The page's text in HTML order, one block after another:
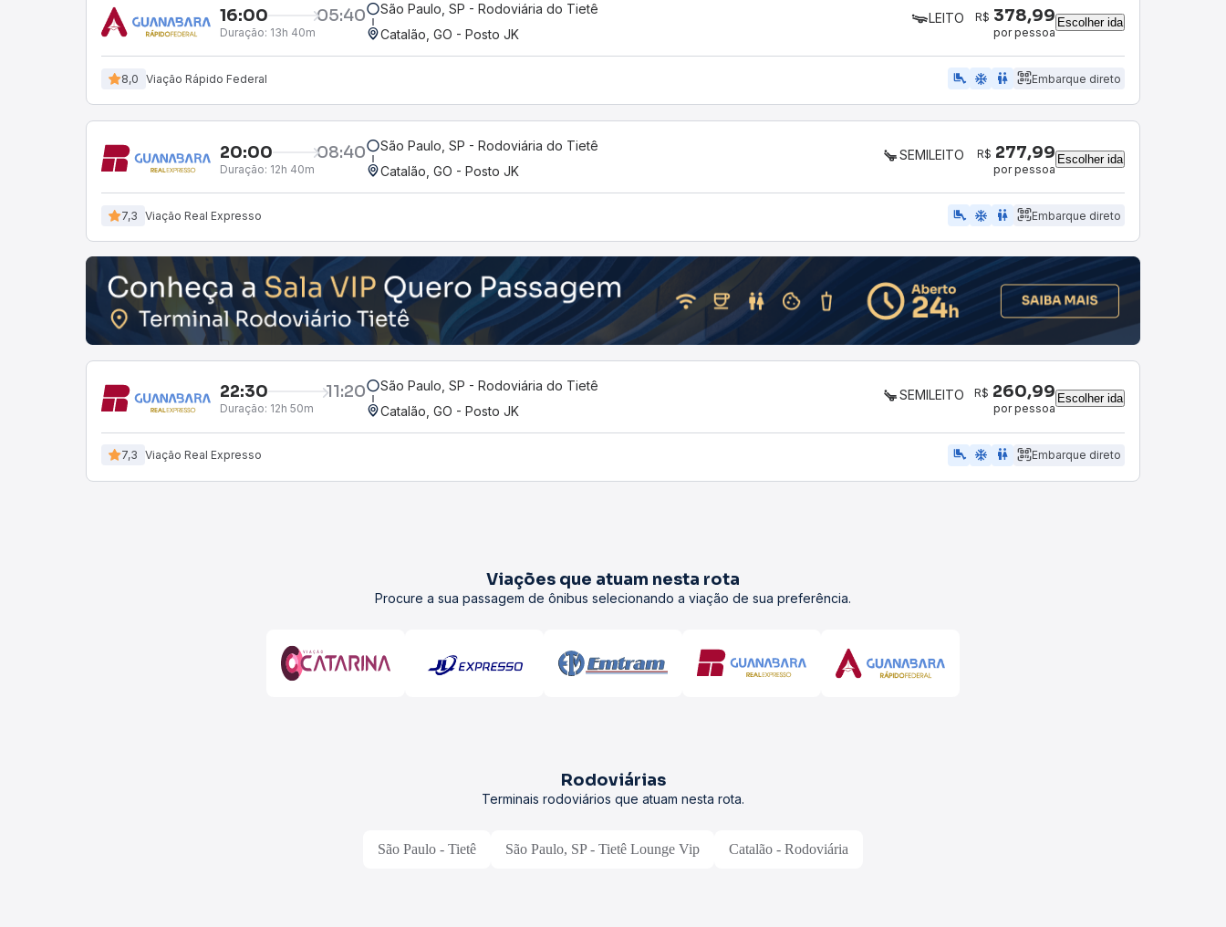
16:00 05:40
Duração: 13h 40m
São Paulo, SP - Rodoviária do Tietê
Catalão, GO - Posto JK
LEITO R$ 378,99
por pessoa
Escolher ida
8,0 Viação Rápido Federal airline_seat_legroom_extra ac_unit wc Embarque direto
20:00 08:40
Duração: 12h 40m
São Paulo, SP - Rodoviária do Tietê
Catalão, GO - Posto JK
SEMILEITO R$ 277,99
por pessoa
Escolher ida
7,3 Viação Real Expresso airline_seat_legroom_extra ac_unit WC Embarque direto
22:30 11:20
Duração: 12h 50m
São Paulo, SP - Rodoviária do Tietê
Catalão, GO - Posto JK
SEMILEITO R$ 260,99
por pessoa
Escolher ida
7,3 Viação Real Expresso airline_seat_legroom_extra ac_unit WC Embarque direto
Viações que atuam nesta rota
Procure a sua passagem de ônibus selecionando a viação de sua preferência.
Rodoviárias
Terminais rodoviários que atuam nesta rota.
São Paulo - Tietê São Paulo, SP - Tietê Lounge Vip Catalão - Rodoviária